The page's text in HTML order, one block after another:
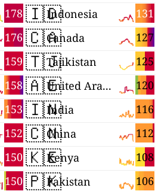
178
176
159
158
153
152
150
150
🇮🇩 131
Indonesia
🇨🇦 127
Canada
🇹🇯 125
Tajikistan
🇦🇪 120
United Arab Emirates
🇮🇳 116
India
🇨🇳 112
China
🇰🇪 108
Kenya
🇵🇰 106
Pakistan